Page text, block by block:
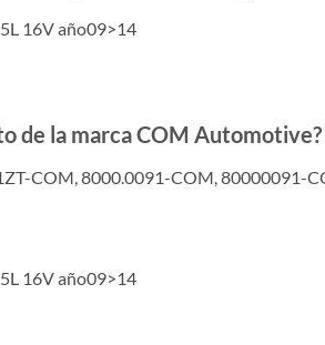
16V año09>14
de la marca COM Automotive?
COM, 8000.0091-COM, 80000091-
16V año09>14